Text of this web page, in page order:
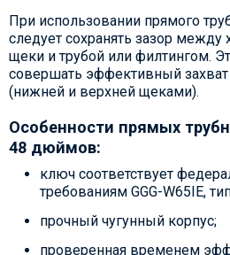
При использовании прямого
следует сохранять зазор
щеки и трубой или филтингом.
совершать эффективный захват
(нижней и верхней щеками).
Особенности прямых
48 дюймов:
ключ соответствует
требованиям GGG-W65IE,
прочный чугунный корпус;
проверенная временем